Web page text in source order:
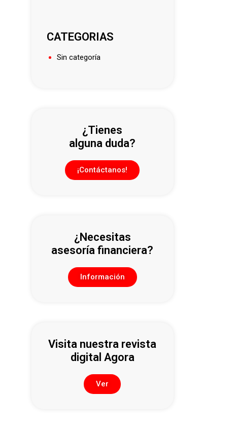
CATEGORIAS
Sin categoría
¿Tienes
alguna duda?
¡Contáctanos!
¿Necesitas
asesoría financiera?
Información
Visita nuestra revista
digital Agora
Ver